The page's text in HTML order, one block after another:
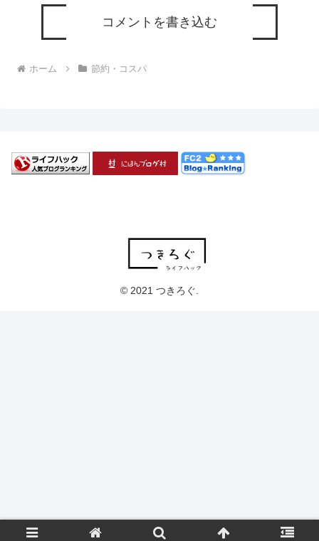
コメントを書き込む
ホーム 節約・コスパ
© 2021 つきろぐ.